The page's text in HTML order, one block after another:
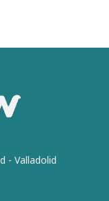
- Valladolid